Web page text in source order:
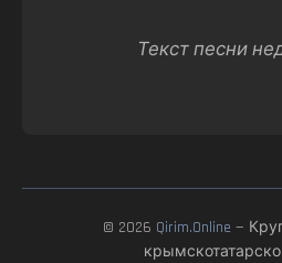
Текст песни
© 2026 Qirim.Online —